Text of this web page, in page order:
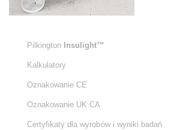
Pilkington Insulight™
Kalkulatory
Oznakowanie CE
Oznakowanie UK CA
Certyfikaty dla wyrobów i wyniki badań